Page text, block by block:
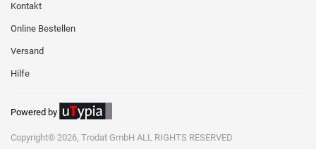
Kontakt
Online Bestellen
Versand
Hilfe
Powered by
Copyright© 2026, Trodat GmbH ALL RIGHTS RESERVED